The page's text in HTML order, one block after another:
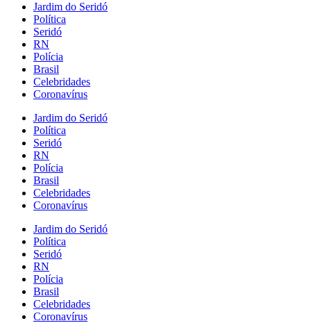
Jardim do Seridó
Política
Seridó
RN
Polícia
Brasil
Celebridades
Coronavírus
Jardim do Seridó
Política
Seridó
RN
Polícia
Brasil
Celebridades
Coronavírus
Jardim do Seridó
Política
Seridó
RN
Polícia
Brasil
Celebridades
Coronavírus